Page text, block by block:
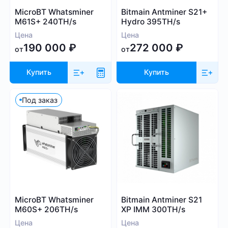
Handshake (HNS)
Monacoin (MONA)
MWC-CT31 (MWC)
Radiant (RXD)
Bitcoin SV (BSV)
Monero (XMR)
Выбрать все
Canaan
Iceriver
Innosilicon
FusionSilicon
Dayun
iBeLink
Ebang
Посмотреть все
Применить фильтры
MicroBT Whatsminer
M61S+ 240TH/s
Цена
от190 000 ₽
Купить
Bitmain Antminer S21+
Hydro 395TH/s
Цена
от272 000₽
Купить
Под заказ
MicroBT Whatsminer
M60S+ 206TH/s
Цена
Bitmain Antminer S21
XP IMM 300TH/s
Цена